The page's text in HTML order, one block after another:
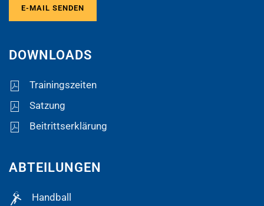
E-MAIL SENDEN
DOWNLOADS
Trainingszeiten
Satzung
Beitrittserklärung
ABTEILUNGEN
Handball